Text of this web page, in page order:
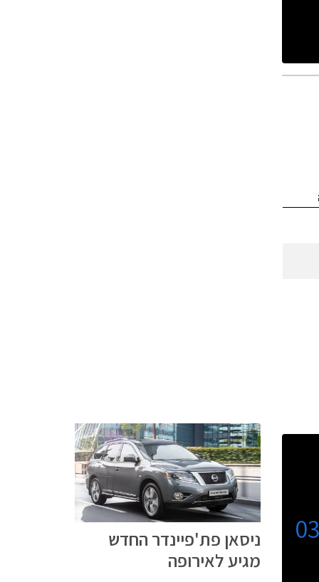
ניסאן פת'פיינדר החדש
מגיע לאירופה